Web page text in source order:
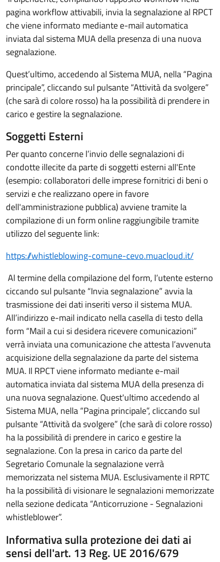
pagina workflow attivabili, invia la segnalazione al RPCT
che viene informato mediante e-mail automatica
inviata dal sistema MUA della presenza di una nuova
segnalazione.
Quest’ultimo, accedendo al Sistema MUA, nella “Pagina
principale”, cliccando sul pulsante “Attività da svolgere”
(che sarà di colore rosso) ha la possibilità di prendere in
carico e gestire la segnalazione.
Soggetti Esterni
Per quanto concerne l’invio delle segnalazioni di
condotte illecite da parte di soggetti esterni all'Ente
(esempio: collaboratori delle imprese fornitrici di beni o
servizi e che realizzano opere in favore
dell'amministrazione pubblica) avviene tramite la
compilazione di un form online raggiungibile tramite
utilizzo del seguente link:
https://whistleblowing-comune-cevo.muacloud.it/
Al termine della compilazione del form, l’utente esterno
ciccando sul pulsante “Invia segnalazione” avvia la
trasmissione dei dati inseriti verso il sistema MUA.
All’indirizzo e-mail indicato nella casella di testo della
form “Mail a cui si desidera ricevere comunicazioni”
verrà inviata una comunicazione che attesta l’avvenuta
acquisizione della segnalazione da parte del sistema
MUA. Il RPCT viene informato mediante e-mail
automatica inviata dal sistema MUA della presenza di
una nuova segnalazione. Quest'ultimo accedendo al
Sistema MUA, nella “Pagina principale”, cliccando sul
pulsante “Attività da svolgere” (che sarà di colore rosso)
ha la possibilità di prendere in carico e gestire la
segnalazione. Con la presa in carico da parte del
Segretario Comunale la segnalazione verrà
memorizzata nel sistema MUA. Esclusivamente il RPTC
ha la possibilità di visionare le segnalazioni memorizzate
nella sezione dedicata “Anticorruzione - Segnalazioni
whistleblower”.
Informativa sulla protezione dei dati ai
sensi dell'art. 13 Reg. UE 2016/679